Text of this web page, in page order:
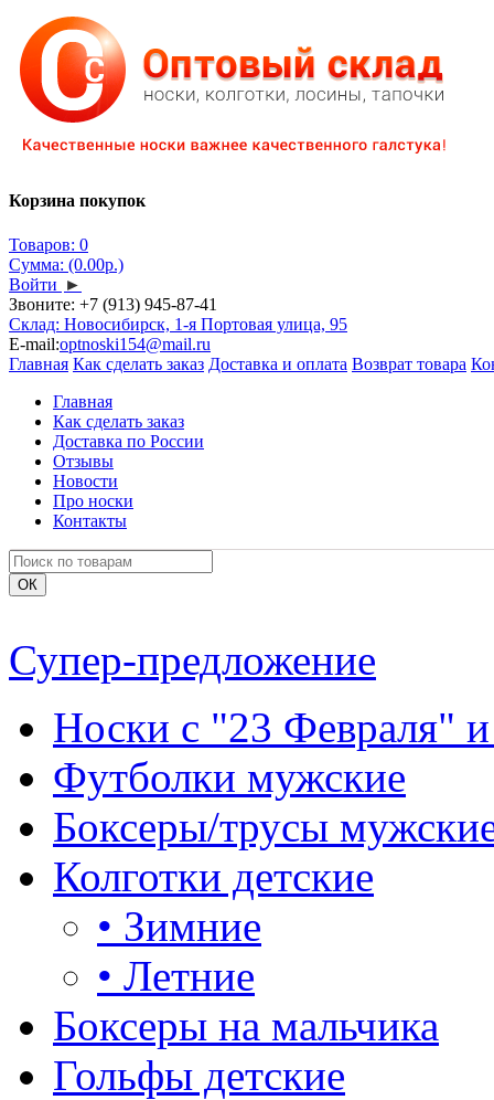
Корзина покупок
Товаров: 0
Сумма: (0.00р.)
Войти ►
Звоните: +7 (913) 945-87-41
Склад: Новосибирск, 1-я Портовая улица, 95
E-mail:optnoski154@mail.ru
Главная Как сделать заказ Доставка и оплата Возврат товара
Главная
Как сделать заказ
Доставка по России
Отзывы
Новости
Про носки
Контакты
Супер-предложение
Носки с "23 Февраля"
Футболки мужские
Боксеры/трусы
Колготки детские
• Зимние
• Летние
Боксеры на мальчика
Гольфы детские